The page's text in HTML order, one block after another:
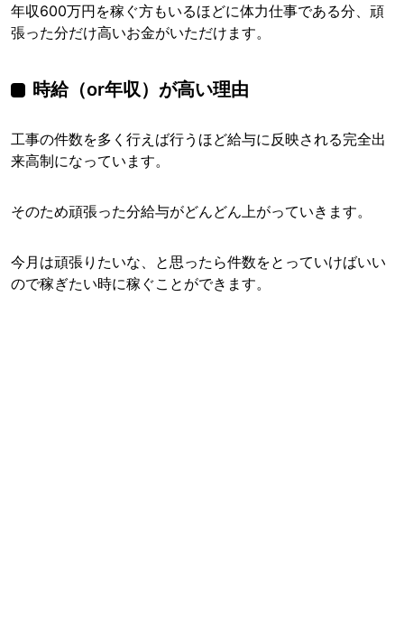
年収600万円を稼ぐ方もいるほどに体力仕事である分、頑
張った分だけ高いお金がいただけます。
時給（or年収）が高い理由
工事の件数を多く行えば行うほど給与に反映される完全出
来高制になっています。
そのため頑張った分給与がどんどん上がっていきます。
今月は頑張りたいな、と思ったら件数をとっていけばいい
ので稼ぎたい時に稼ぐことができます。